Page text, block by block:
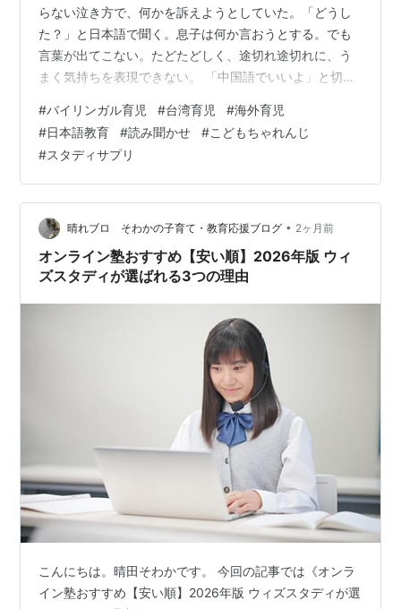
らない泣き方で、何かを訴えようとしていた。「どうし
た？」と日本語で聞く。息子は何か言おうとする。でも
言葉が出てこない。たどたどしく、途切れ途切れに、う
まく気持ちを表現できない。 「中国語でいいよ」と切り
部、流れるように。怒りも悲しさも、理由も全部。 台湾
在住7年目、息子5歳（年長）。日本語と中国語のバイリ
ンガルで育てているつもりだった。でも息子の感情は、
中国語にある。怒るとき、泣くとき、興奮するとき、一
番深いところにある言葉は中国語だった。 これが我が家
のバイリンガル育児の、正直なリアルだ。…
#バイリンガル育児 #台湾育児 #海外育児
#日本語教育 #読み聞かせ #こどもちゃれんじ
#スタディサプリ
晴れブロ そわかの子育て・教育応援ブログ • 2ヶ月前
オンライン塾おすすめ【安い順】2026年版 ウィ
ズスタディが選ばれる3つの理由
こんにちは。晴田そわかです。 今回の記事では《オンラ
イン塾おすすめ【安い順】2026年版 ウィズスタディが選